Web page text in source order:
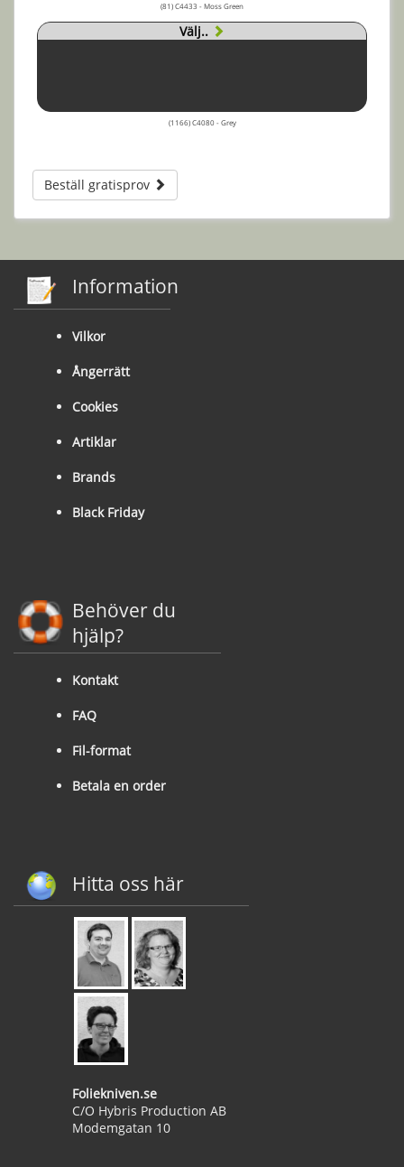
(81) C4433 - Moss Green
Välj..
(1166) C4080 - Grey
Beställ gratisprov
Information
Vilkor
Ångerrätt
Cookies
Artiklar
Brands
Black Friday
Behöver du
hjälp?
Kontakt
FAQ
Fil-format
Betala en order
Hitta oss här
Foliekniven.se
C/O Hybris Production AB
Modemgatan 10